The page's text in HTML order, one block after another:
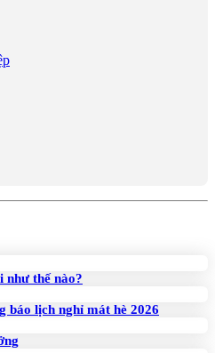
như thế nào?
báo lịch nghỉ mát hè 2026